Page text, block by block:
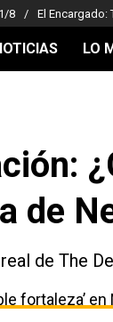
8 El Encargado:
LO
de
de The
fortaleza’